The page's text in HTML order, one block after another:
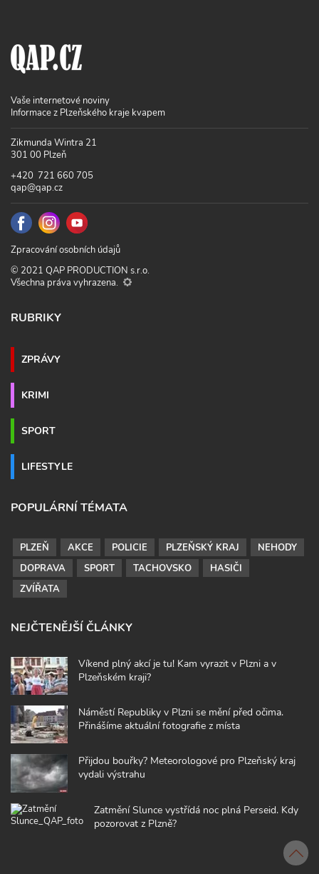
Vaše internetové noviny
Informace z Plzeňského kraje kvapem
Zikmunda Wintra 21
301 00 Plzeň
+420 721 660 705
qap@qap.cz
Zpracování osobních údajů
© 2021 QAP PRODUCTION s.r.o.
Všechna práva vyhrazena.
RUBRIKY
ZPRÁVY
KRIMI
SPORT
LIFESTYLE
POPULÁRNÍ TÉMATA
PLZEŇ AKCE POLICIE PLZEŇSKÝ KRAJ
NEHODY
DOPRAVA
SPORT TACHOVSKO
HASIČI
ZVÍŘATA
NEJČTENĚJŠÍ ČLÁNKY
Víkend plný akcí je tu! Kam vyrazit v Plzni a v
Plzeňském kraji?
Náměstí Republiky v Plzni se mění před očima.
Přinášíme aktuální fotografie z místa
Přijdou bouřky? Meteorologové pro Plzeňský kraj
vydali výstrahu
Zatmění Slunce vystřídá noc plná Perseid. Kdy
pozorovat z Plzně?